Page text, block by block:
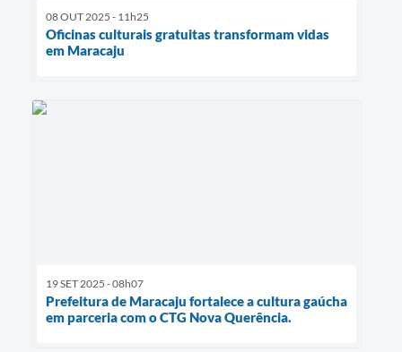
08 OUT 2025 - 11h25
Oficinas culturais gratuitas transformam vidas
em Maracaju
19 SET 2025 - 08h07
Prefeitura de Maracaju fortalece a cultura gaúcha
em parceria com o CTG Nova Querência.